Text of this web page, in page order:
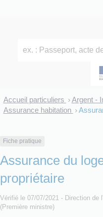
Accueil particuliers > Argent -
Assurance habitation >
Fiche pratique
Assurance du
propriétaire
Vérifié le 07/07/2021 - Direction de
(Première ministre)